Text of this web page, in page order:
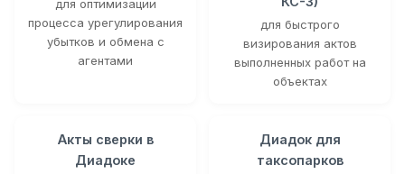
для оптимизации
процесса урегулирования
убытков и обмена с
агентами
для быстрого
визирования актов
выполненных работ на
объектах
Акты сверки в
Диадоке
Диадок для
таксопарков